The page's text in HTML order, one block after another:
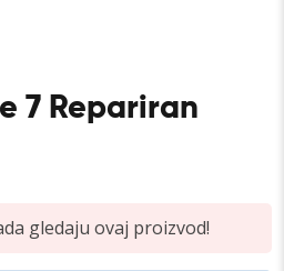
gledaju ovaj proizvod!
7 Repariran